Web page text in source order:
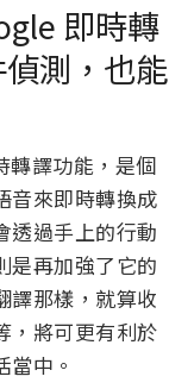
即時轉
測，也能
轉譯功能，是個
音來即時轉換成
透過手上的行動
是再加強了它的
譯那樣，就算收
，將可更有利於
中。